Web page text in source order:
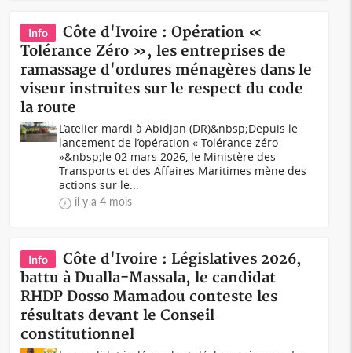
Info
Côte d'Ivoire : Opération «
Tolérance Zéro », les entreprises de
ramassage d'ordures ménagères dans le
viseur instruites sur le respect du code
la route
L’atelier mardi à Abidjan (DR)&nbsp;Depuis le
lancement de l’opération « Tolérance zéro
»&nbsp;le 02 mars 2026, le Ministère des
Transports et des Affaires Maritimes mène des
actions sur le...
il y a 4 mois
Info
Côte d'Ivoire : Législatives 2026,
battu à Dualla-Massala, le candidat
RHDP Dosso Mamadou conteste les
résultats devant le Conseil
constitutionnel